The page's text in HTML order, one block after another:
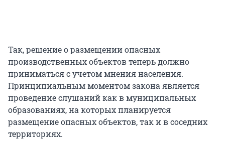
Так, решение о размещении опасных
производственных объектов теперь должно
приниматься с учетом мнения населения.
Принципиальным моментом закона является
проведение слушаний как в муниципальных
образованиях, на которых планируется
размещение опасных объектов, так и в соседних
территориях.